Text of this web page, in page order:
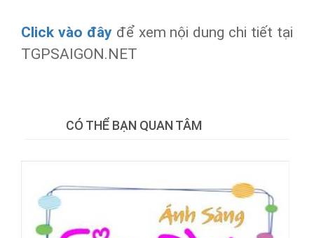
Click vào đây để xem nội dung chi tiết tại
TGPSAIGON.NET
CÓ THỂ BẠN QUAN TÂM